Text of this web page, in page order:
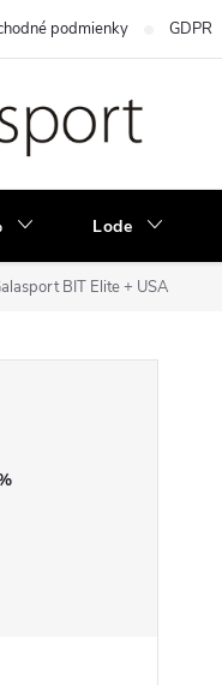
podmienky GDPR
Lode
BIT Elite + USA